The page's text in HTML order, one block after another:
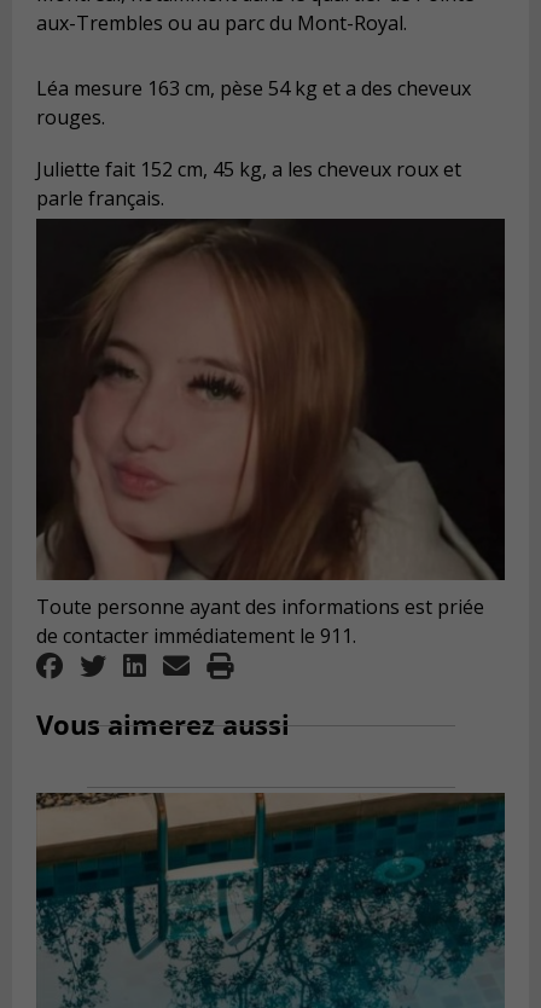
aux-Trembles ou au parc du Mont-Royal.
Léa mesure 163 cm, pèse 54 kg et a des cheveux
rouges.
Juliette fait 152 cm, 45 kg, a les cheveux roux et
parle français.
Toute personne ayant des informations est priée
de contacter immédiatement le 911.
Vous aimerez aussi